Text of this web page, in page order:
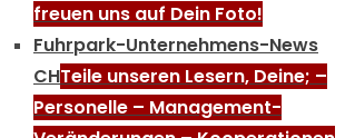
freuen uns auf Dein Foto!
Fuhrpark-Unternehmens-News
CHTeile unseren Lesern, Deine; –
Personelle – Management-